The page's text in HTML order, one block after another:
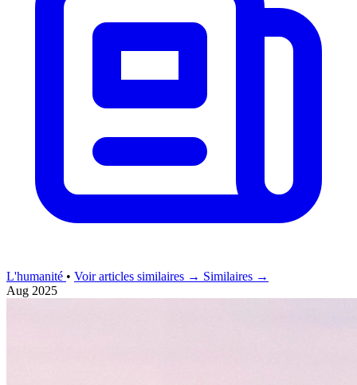
L'humanité • Voir articles similaires → Similaires →
Aug 2025